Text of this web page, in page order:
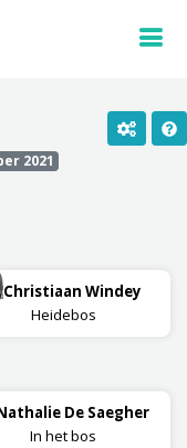
2021
Christiaan Windey
Heidebos
De Saegher
In het bos